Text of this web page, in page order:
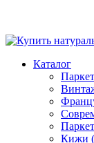
Каталог
Кижи